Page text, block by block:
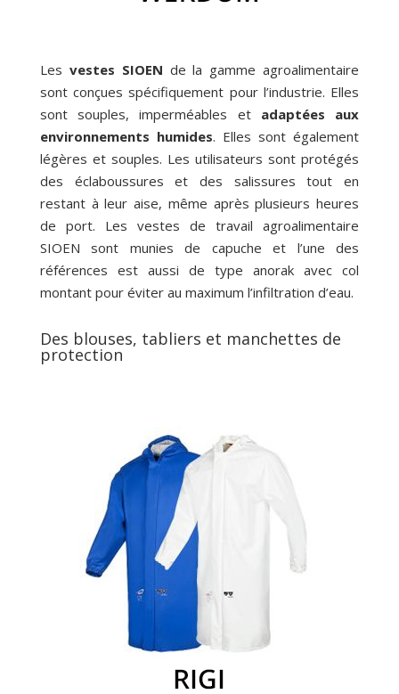
Les vestes SIOEN de la gamme agroalimentaire
sont conçues spécifiquement pour l’industrie. Elles
sont souples, imperméables et adaptées aux
environnements humides. Elles sont également
légères et souples. Les utilisateurs sont protégés
des éclaboussures et des salissures tout en
restant à leur aise, même après plusieurs heures
de port. Les vestes de travail agroalimentaire
SIOEN sont munies de capuche et l’une des
références est aussi de type anorak avec col
montant pour éviter au maximum l’infiltration d’eau.
Des blouses, tabliers et manchettes de
protection